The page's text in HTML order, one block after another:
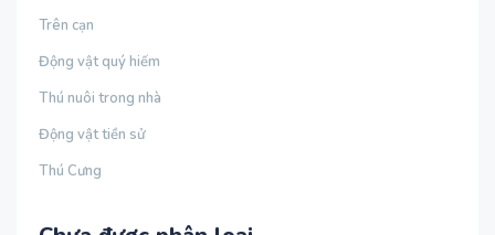
Trên cạn
Động vật quý hiếm
Thú nuôi trong nhà
Động vật tiền sử
Thú Cưng